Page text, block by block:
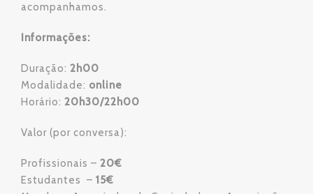
acompanhamos.
Informações:
Duração: 2h00
Modalidade: online
Horário: 20h30/22h00
Valor (por conversa):
Profissionais – 20€
Estudantes – 15€